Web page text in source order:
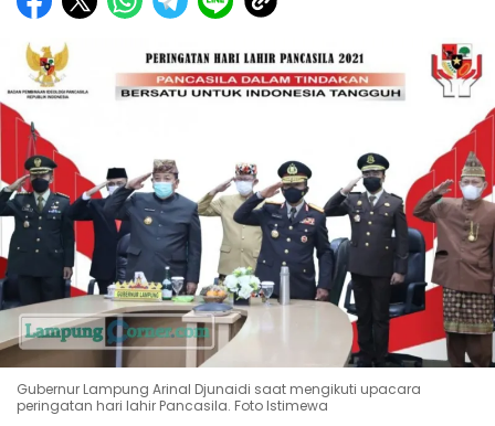
Gubernur Lampung Arinal Djunaidi saat mengikuti upacara
peringatan hari lahir Pancasila. Foto Istimewa